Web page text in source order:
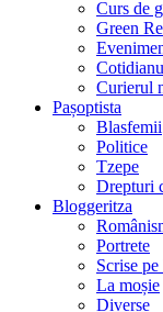
Curs de
Green
Curierul
Pașoptista
Blasfemii
Politice
Tzepe
Drepturi
Bloggeritza
Portrete
Scrise pe
La moșie
Diverse